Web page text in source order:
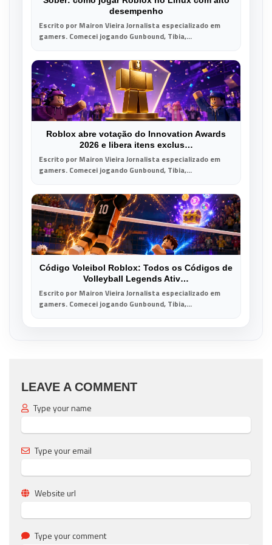
desempenho
Escrito por Mairon Vieira Jornalista especializado em
gamers. Comecei jogando Gunbound, Tibia,...
Roblox abre votação do Innovation Awards
2026 e libera itens exclus…
Escrito por Mairon Vieira Jornalista especializado em
gamers. Comecei jogando Gunbound, Tibia,...
Código Voleibol Roblox: Todos os Códigos de
Volleyball Legends Ativ…
Escrito por Mairon Vieira Jornalista especializado em
gamers. Comecei jogando Gunbound, Tibia,...
LEAVE A COMMENT
Type your name
Type your email
Website url
Type your comment